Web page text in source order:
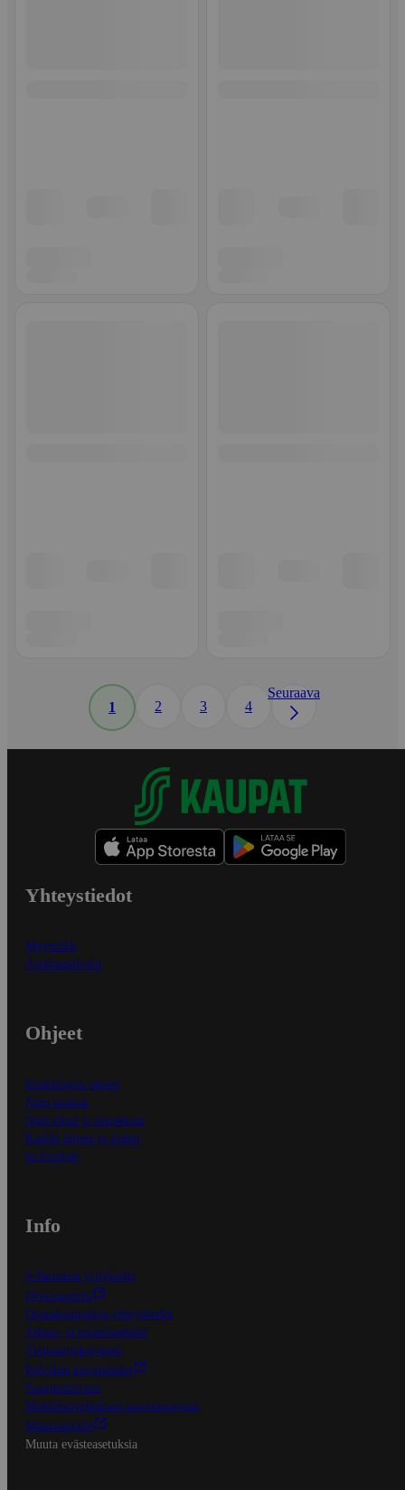
1 2 3 4
Seuraava
Yhteystiedot
Myymälät
Asiakaspalvelu
Ohjeet
Ensitilaajan ohjeet
Näin maksat
Näin tilaat ja muokkaat
Kaikki ohjeet ja vinkit
In English
Info
S-Business yrityksille
Oiva-raportit
Osuuskauppojen yhteystiedot
Tilaus- ja toimitusehdot
Tietosuojakäytäntö
Palvelun käyttöehdot
Saavutettavuus
Mobiilisovelluksen saavutettavuus
Mainostajalle
Muuta evästeasetuksia